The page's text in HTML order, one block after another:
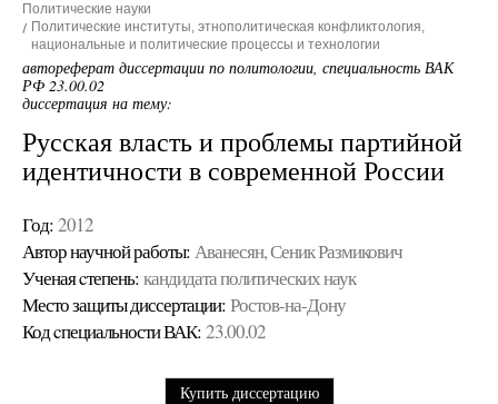
Политические науки
Политические институты, этнополитическая конфликтология,
национальные и политические процессы и технологии
автореферат диссертации по политологии, специальность ВАК
РФ 23.00.02
диссертация на тему:
Русская власть и проблемы партийной
идентичности в современной России
Год: 2012
Автор научной работы: Аванесян, Сеник Размикович
Ученая cтепень: кандидата политических наук
Место защиты диссертации: Ростов-на-Дону
Код cпециальности ВАК: 23.00.02
Купить диссертацию